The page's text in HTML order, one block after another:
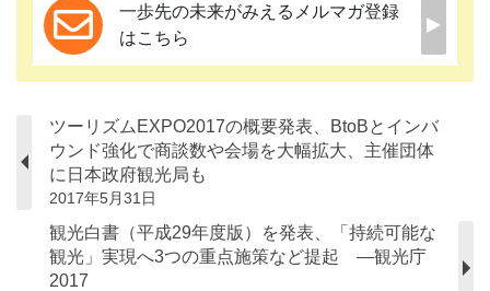
一歩先の未来がみえるメルマガ登録
はこちら
ツーリズムEXPO2017の概要発表、BtoBとインバ
ウンド強化で商談数や会場を大幅拡大、主催団体
に日本政府観光局も
2017年5月31日
観光白書（平成29年度版）を発表、「持続可能な
観光」実現へ3つの重点施策など提起 ―観光庁
2017